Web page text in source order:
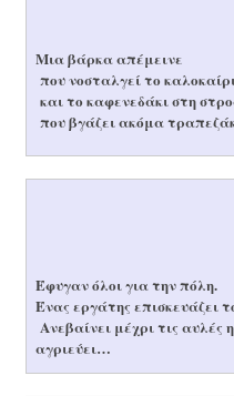
Μια βάρκα απέμεινε
που νοσταλγεί το
και το καφενεδάκι στη
που βγάζει ακόμα
Έφυγαν όλοι για την πόλη.
Ένας εργάτης επισκευάζει
Ανεβαίνει μέχρι τις αυλές
αγριεύει…